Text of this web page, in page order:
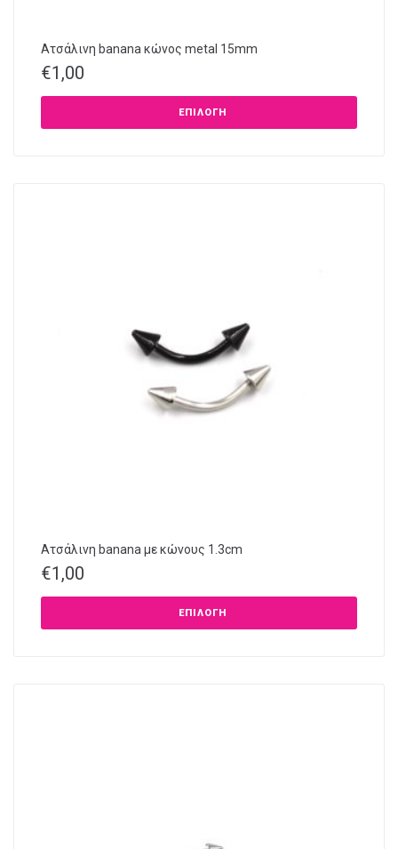
Ατσάλινη banana κώνος metal 15mm
€1,00
ΕΠΙΛΟΓΉ
Ατσάλινη banana με κώνους 1.3cm
€1,00
ΕΠΙΛΟΓΉ